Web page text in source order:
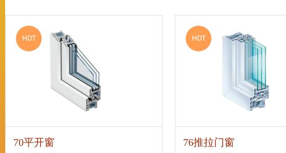
HOT
70平开窗
HOT
76推拉门窗